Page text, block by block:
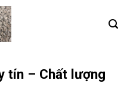
tín – Chất lượng